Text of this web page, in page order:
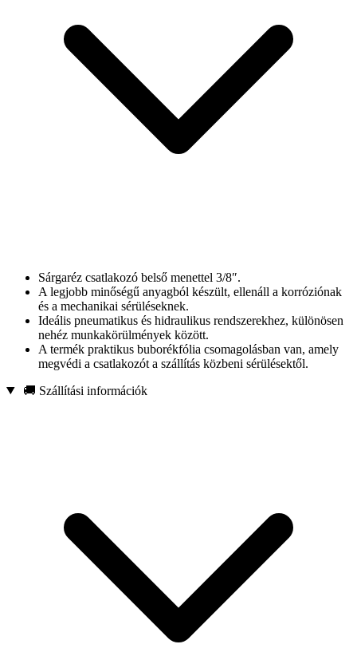
Sárgaréz csatlakozó belső menettel 3/8″.
A legjobb minőségű anyagból készült, ellenáll a korróziónak
és a mechanikai sérüléseknek.
Ideális pneumatikus és hidraulikus rendszerekhez, különösen
nehéz munkakörülmények között.
A termék praktikus buborékfólia csomagolásban van, amely
megvédi a csatlakozót a szállítás közbeni sérülésektől.
🚚 Szállítási információk